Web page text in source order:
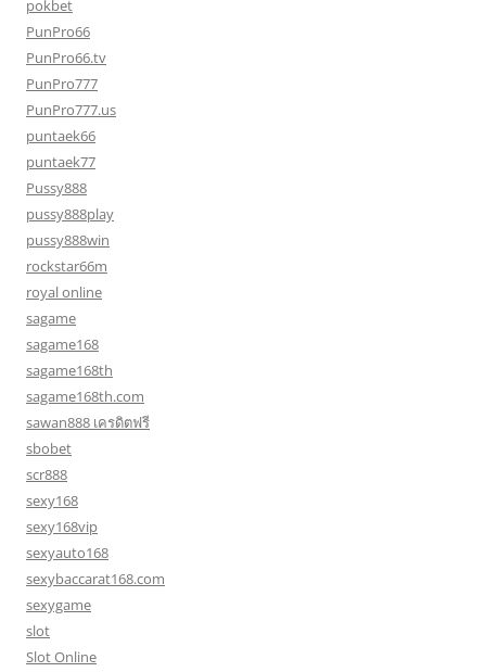
pokbet
PunPro66
PunPro66.tv
PunPro777
PunPro777.us
puntaek66
puntaek77
Pussy888
pussy888play
pussy888win
rockstar66m
royal online
sagame
sagame168
sagame168th
sagame168th.com
sawan888 เครดิตฟรี
sbobet
scr888
sexy168
sexy168vip
sexyauto168
sexybaccarat168.com
sexygame
slot
Slot Online